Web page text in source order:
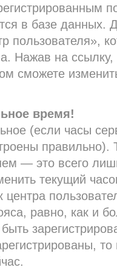
в базе данных.
пользователя»,
Нажав на
сможете
время!
(если часы
правильно).
— это всего
текущий
центра
равно, как и